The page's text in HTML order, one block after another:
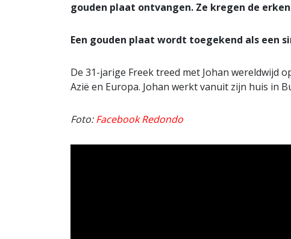
gouden plaat ontvangen. Ze kregen de
Een gouden plaat wordt toegekend als een
De 31-jarige Freek treed met Johan wereldwijd
Azië en Europa. Johan werkt vanuit zijn huis in
Foto:Facebook Redondo